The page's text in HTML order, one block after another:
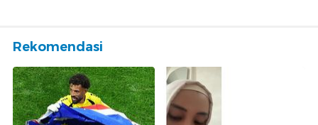
Rekomendasi